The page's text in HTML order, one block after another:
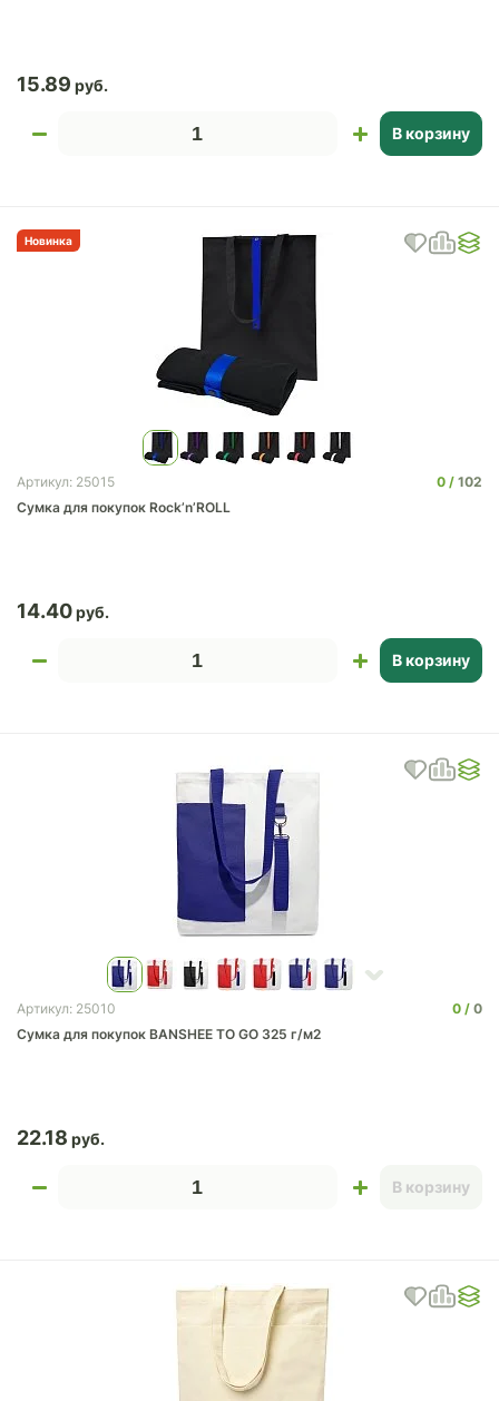
15.89
В корзину
Новинка
Артикул: 25015 0
102
Сумка для покупок Rock’n’ROLL
14.40
В корзину
Артикул: 25010 0
0
Сумка для покупок BANSHEE TO GO 325 г/м2
22.18
В корзину